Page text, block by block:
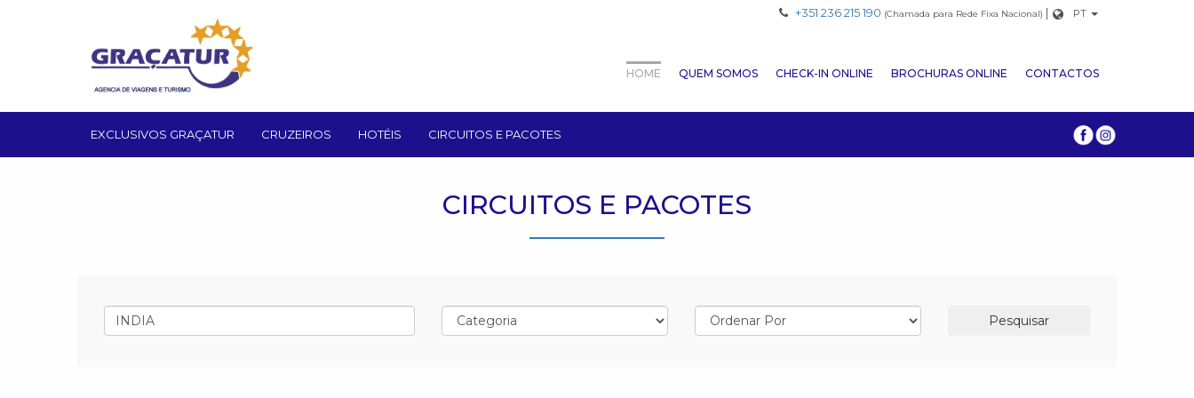
+351 236 215 190 (Chamada para Rede Fixa Nacional) | PT
HOME QUEM SOMOS CHECK-IN ONLINE BROCHURAS ONLINE CONTACTOS
EXCLUSIVOS GRAÇATUR CRUZEIROS HOTÉIS CIRCUITOS E PACOTES
CIRCUITOS E PACOTES